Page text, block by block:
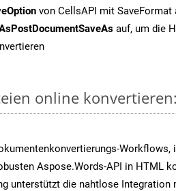
von CellsAPI mit SaveFormat
auf, um die
online
Workflows,
Aspose.Words-API in HTML
unterstützt die nahtlose Integration